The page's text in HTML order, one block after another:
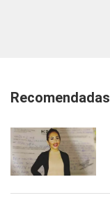
Recomendadas